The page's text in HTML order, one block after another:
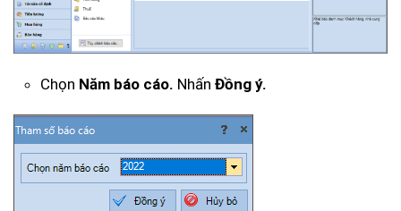
Chọn Năm báo cáo. Nhấn Đồng ý.